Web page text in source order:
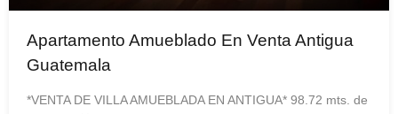
Apartamento Amueblado En Venta Antigua
Guatemala
*VENTA DE VILLA AMUEBLADA EN ANTIGUA* 98.72 mts. de